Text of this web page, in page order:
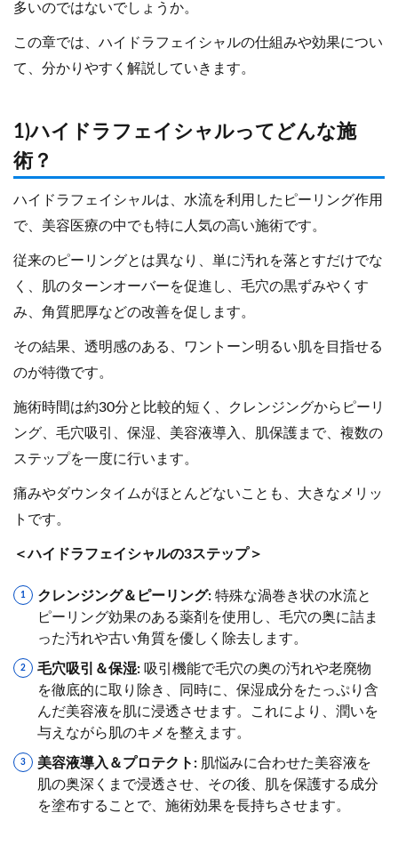
多いのではないでしょうか。
この章では、ハイドラフェイシャルの仕組みや効果につい
て、分かりやすく解説していきます。
1)ハイドラフェイシャルってどんな施
術？
ハイドラフェイシャルは、水流を利用したピーリング作用
で、美容医療の中でも特に人気の高い施術です。
従来のピーリングとは異なり、単に汚れを落とすだけでな
く、肌のターンオーバーを促進し、毛穴の黒ずみやくす
み、角質肥厚などの改善を促します。
その結果、透明感のある、ワントーン明るい肌を目指せる
のが特徴です。
施術時間は約30分と比較的短く、クレンジングからピーリ
ング、毛穴吸引、保湿、美容液導入、肌保護まで、複数の
ステップを一度に行います。
痛みやダウンタイムがほとんどないことも、大きなメリッ
トです。
＜ハイドラフェイシャルの3ステップ＞
クレンジング＆ピーリング: 特殊な渦巻き状の水流と
ピーリング効果のある薬剤を使用し、毛穴の奥に詰ま
った汚れや古い角質を優しく除去します。
毛穴吸引＆保湿: 吸引機能で毛穴の奥の汚れや老廃物
を徹底的に取り除き、同時に、保湿成分をたっぷり含
んだ美容液を肌に浸透させます。これにより、潤いを
与えながら肌のキメを整えます。
美容液導入＆プロテクト: 肌悩みに合わせた美容液を
肌の奥深くまで浸透させ、その後、肌を保護する成分
を塗布することで、施術効果を長持ちさせます。